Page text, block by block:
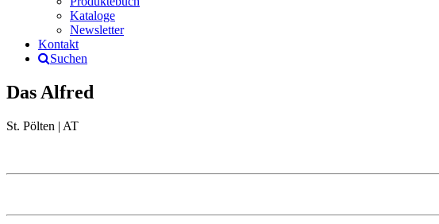
Kataloge
Newsletter
Kontakt
Suchen
Das Alfred
St. Pölten | AT